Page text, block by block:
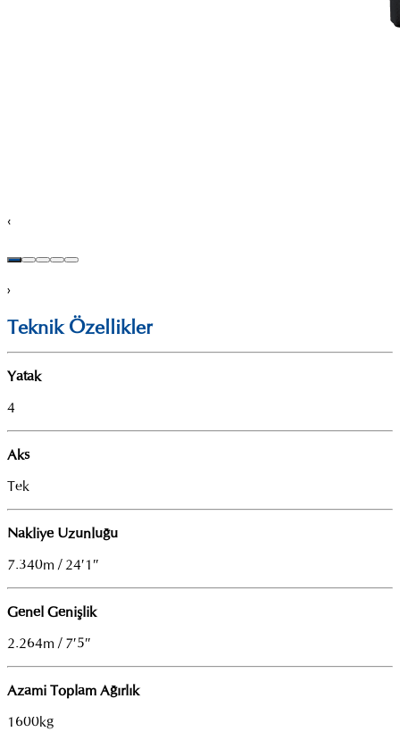
‹
›
Teknik Özellikler
Yatak
4
Aks
Tek
Nakliye Uzunluğu
7.340m / 24′1″
Genel Genişlik
2.264m / 7′5″
Azami Toplam Ağırlık
1600kg